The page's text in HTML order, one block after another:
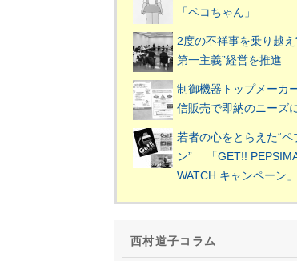
「ペコちゃん」
2度の不祥事を乗り越え
第一主義”経営を推進
制御機器トップメーカ
信販売で即納のニーズ
若者の心をとらえた“ペ
ン” 「GET!!
WATCH キャンペーン」
西村道子コラム